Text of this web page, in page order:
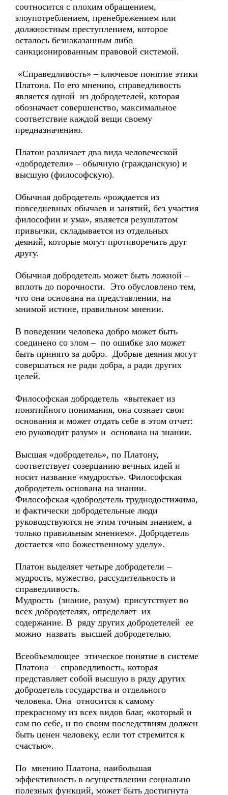
соотносится с плохим обращением,
злоупотреблением, пренебрежением или
должностным преступлением, которое
осталось безнаказанным либо
санкционированным правовой системой.
«Справедливость» – ключевое понятие этики
Платона. По его мнению, справедливость
является одной из добродетелей, которая
обозначает совершенство, максимальное
соответствие каждой вещи своему
предназначению.
Платон различает два вида человеческой
«добродетели» – обычную (гражданскую) и
высшую (философскую).
Обычная добродетель «рождается из
повседневных обычаев и занятий, без участия
философии и ума», является результатом
привычки, складывается из отдельных
деяний, которые могут противоречить друг
другу.
Обычная добродетель может быть ложной –
вплоть до порочности. Это обусловлено тем,
что она основана на представлении, на
мнимой истине, правильном мнении.
В поведении человека добро может быть
соединено со злом – по ошибке зло может
быть принято за добро. Добрые деяния могут
совершаться не ради добра, а ради других
целей.
Философская добродетель «вытекает из
понятийного понимания, она сознает свои
основания и может отдать себе в этом отчет:
ею руководит разум» и основана на знании.
Высшая «добродетель», по Платону,
соответствует созерцанию вечных идей и
носит название «мудрость». Философская
добродетель основана на знании.
Философская «добродетель труднодостижима,
и фактически добродетельные люди
руководствуются не этим точным знанием, а
только правильным мнением». Добродетель
достается «по божественному уделу».
Платон выделяет четыре добродетели –
мудрость, мужество, рассудительность и
справедливость.
Мудрость (знание, разум) присутствует во
всех добродетелях, определяет их
содержание. В ряду других добродетелей ее
можно назвать высшей добродетелью.
Всеобъемлющее этическое понятие в системе
Платона – справедливость, которая
представляет собой высшую в ряду других
добродетель государства и отдельного
человека. Она относится к самому
прекрасному из всех видов благ, «который и
сам по себе, и по своим последствиям должен
быть ценен человеку, если тот стремится к
счастью».
По мнению Платона, наибольшая
эффективность в осуществлении социально
полезных функций, может быть достигнута